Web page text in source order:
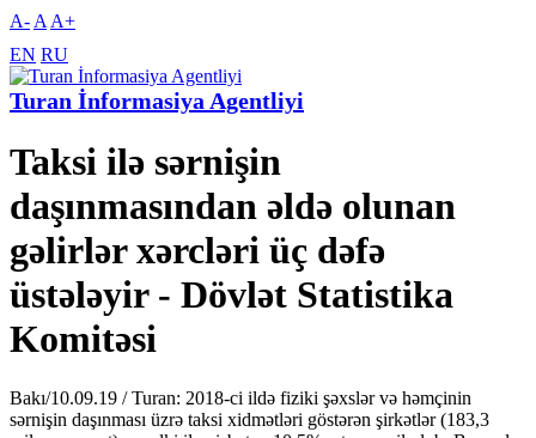
A- A A+
EN RU
Turan İnformasiya Agentliyi
Taksi ilə sərnişin
daşınmasından əldə olunan
gəlirlər xərcləri üç dəfə
üstələyir - Dövlət Statistika
Komitəsi
Bakı/10.09.19 / Turan: 2018-ci ildə fiziki şəxslər və həmçinin
sərnişin daşınması üzrə taksi xidmətləri göstərən şirkətlər (183,3